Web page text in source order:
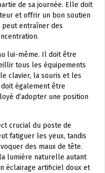
de sa journée. Elle doit
et offrir un bon soutien
peut entraîner des
lui-même. Il doit être
tous les équipements
clavier, la souris et les
également être
d’adopter une position
crucial du poste de
fatiguer les yeux, tandis
des maux de tête.
lumière naturelle autant
éclairage artificiel doux et